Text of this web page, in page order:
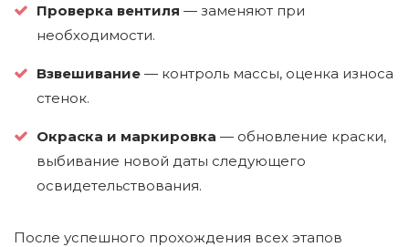
Проверка вентиля — заменяют при
необходимости.
Взвешивание — контроль массы, оценка износа
стенок.
Окраска и маркировка — обновление краски,
выбивание новой даты следующего
освидетельствования.
После успешного прохождения всех этапов